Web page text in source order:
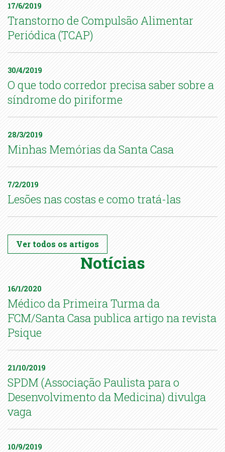
17/6/2019
Transtorno de Compulsão Alimentar
Periódica (TCAP)
30/4/2019
O que todo corredor precisa saber sobre a
síndrome do piriforme
28/3/2019
Minhas Memórias da Santa Casa
7/2/2019
Lesões nas costas e como tratá-las
Ver todos os artigos
Notícias
16/1/2020
Médico da Primeira Turma da
FCM/Santa Casa publica artigo na revista
Psique
21/10/2019
SPDM (Associação Paulista para o
Desenvolvimento da Medicina) divulga
vaga
10/9/2019